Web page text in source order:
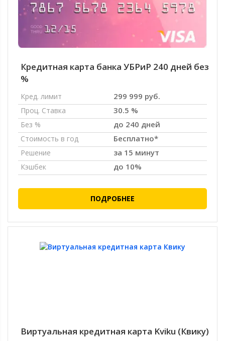
Кредитная карта банка УБРиР 240 дней без
%
Кред. лимит 299 999 руб.
Проц. Ставка 30.5 %
Без % до 240 дней
Стоимость в год Бесплатно*
Решение за 15 минут
Кэшбек до 10%
ПОДРОБНЕЕ
Виртуальная кредитная карта Kviku (Квику)